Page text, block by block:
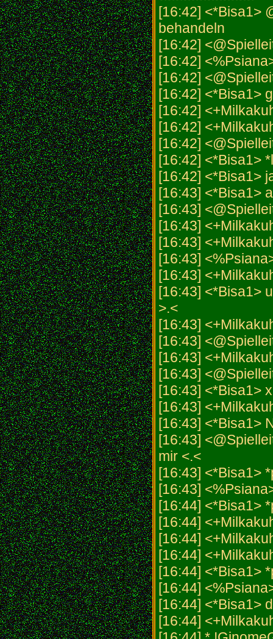
[16:42] <*Bisa1>
behandeln
[16:42]
[16:42]
[16:42]
[16:42] <*Bisa1>
[16:42]
[16:42]
[16:42]
[16:42] <*Bisa1>
[16:42] <*Bisa1>
[16:43] <*Bisa1>
[16:43]
[16:43]
[16:43]
[16:43]
[16:43]
[16:43] <*Bisa1>
>.<
[16:43]
[16:43]
[16:43]
[16:43]
[16:43] <*Bisa1>
[16:43]
[16:43] <*Bisa1>
[16:43]
mir <.<
[16:43] <*Bisa1>
[16:43]
[16:44] <*Bisa1>
[16:44]
[16:44]
[16:44]
[16:44] <*Bisa1>
[16:44]
[16:44] <*Bisa1>
[16:44]